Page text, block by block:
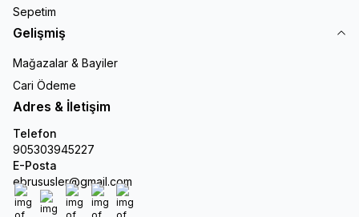
Sepetim
Gelişmiş
Mağazalar & Bayiler
Cari Ödeme
Adres & İletişim
Telefon
905303945227
E-Posta
ebrususler@gmail.com